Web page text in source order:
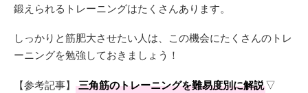
鍛えられるトレーニングはたくさんあります。
しっかりと筋肥大させたい人は、この機会にたくさんのトレ
ーニングを勉強しておきましょう！
【参考記事】 三角筋のトレーニングを難易度別に解説▽